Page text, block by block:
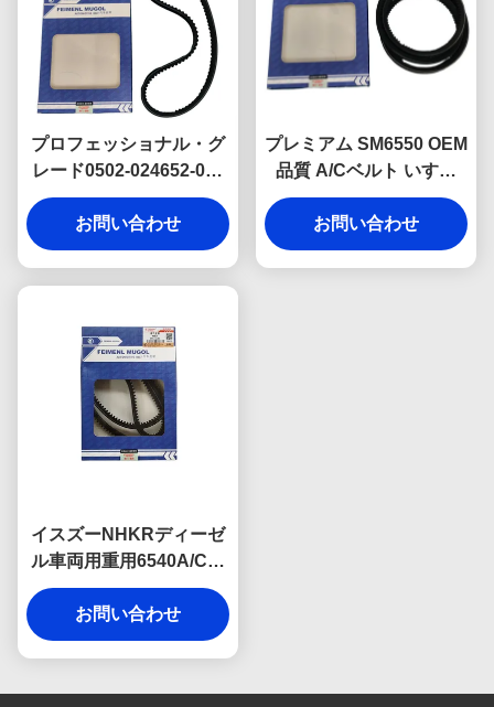
プロフェッショナル・グ
レード0502-024652-009
OEMパワーステアリング
ドライブベルト 6325
Isuzu 600P向け 安定した
お問い合わせ
プレミアム SM6550 OEM
品質 A/Cベルト いすゞ
600P 小型トラック用、
エアコンコンプレッサー
の安定した性能を確保す
お問い合わせ
イスズーNHKRディーゼ
ル車両用重用6540A/Cベ
ルト,耐磨,熱,裂けを防げ
る高強度ゴムで構築.
お問い合わせ